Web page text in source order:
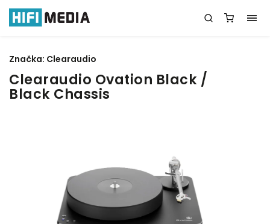
Clearaudio Ovation Black /
Black Chassis
Značka: Clearaudio